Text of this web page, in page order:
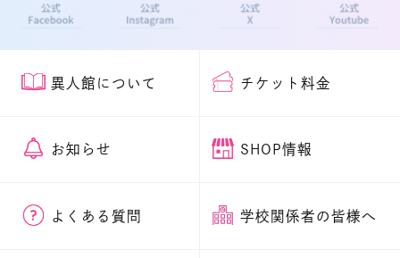
異人館について チケット料金
お知らせ SHOP情報
よくある質問 学校関係者の皆様へ